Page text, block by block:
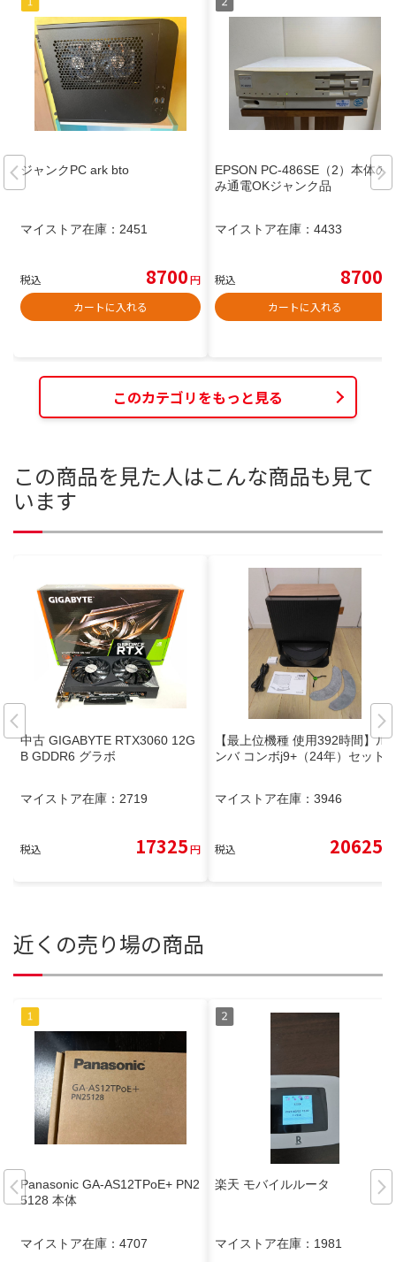
ジャンクPC ark bto
マイストア在庫： 2451
税込 8700円
カートに入れる
EPSON PC-486SE（2）本体の
み通電OKジャンク品
マイストア在庫： 4433
税込 8700
カートに入れる
このカテゴリをもっと見る
この商品を見た人はこんな商品も見て
います
中古 GIGABYTE RTX3060 12G
B GDDR6 グラボ
マイストア在庫： 2719
税込 17325円
【最上位機種 使用392時間】ル
ンバ コンボj9+（24年）セットB
マイストア在庫： 3946
税込 20625
近くの売り場の商品
Panasonic GA-AS12TPoE+ PN2
5128 本体
マイストア在庫： 4707
楽天 モバイルルータ
マイストア在庫： 1981